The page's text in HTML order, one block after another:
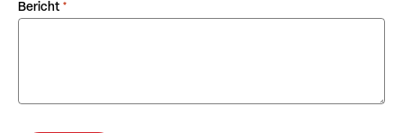
Bericht *